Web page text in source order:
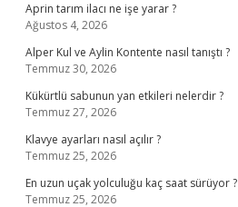
Aprin tarım ilacı ne işe yarar ?
Ağustos 4, 2026
Alper Kul ve Aylin Kontente nasıl tanıştı ?
Temmuz 30, 2026
Kükürtlü sabunun yan etkileri nelerdir ?
Temmuz 27, 2026
Klavye ayarları nasıl açılır ?
Temmuz 25, 2026
En uzun uçak yolculuğu kaç saat sürüyor ?
Temmuz 25, 2026